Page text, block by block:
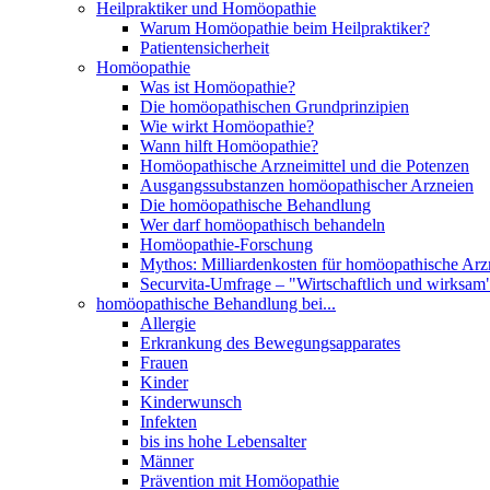
Heilpraktiker und Homöopathie
Warum Homöopathie beim Heilpraktiker?
Patientensicherheit
Homöopathie
Was ist Homöopathie?
Die homöopathischen Grundprinzipien
Wie wirkt Homöopathie?
Wann hilft Homöopathie?
Homöopathische Arzneimittel und die Potenzen
Ausgangssubstanzen homöopathischer Arzneien
Die homöopathische Behandlung
Wer darf homöopathisch behandeln
Homöopathie-Forschung
Mythos: Milliardenkosten für homöopathische
Securvita-Umfrage – "Wirtschaftlich und
homöopathische Behandlung bei...
Allergie
Erkrankung des Bewegungsapparates
Frauen
Kinder
Kinderwunsch
Infekten
bis ins hohe Lebensalter
Männer
Prävention mit Homöopathie